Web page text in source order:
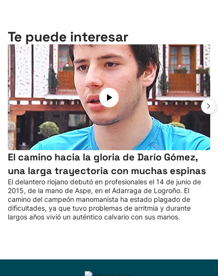
Te puede interesar
El camino hacia la gloria de Darío Gómez,
una larga trayectoria con muchas espinas
El delantero riojano debutó en profesionales el 14 de junio de
2015, de la mano de Aspe, en el Adarraga de Logroño. El
camino del campeón manomanista ha estado plagado de
dificultades, ya que tuvo problemas de arritmia y durante
largos años vivió un auténtico calvario con sus manos.